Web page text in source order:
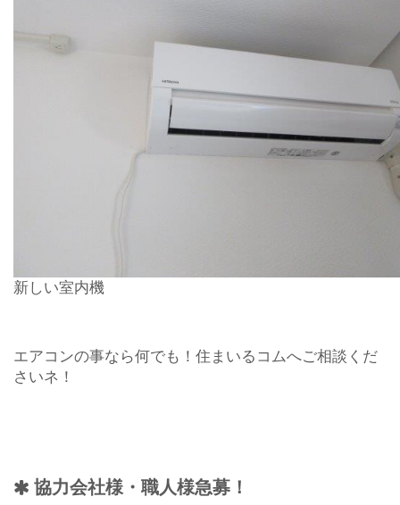
新しい室内機
エアコンの事なら何でも！住まいるコムへご相談くだ
さいネ！
協力会社様・職人様急募！